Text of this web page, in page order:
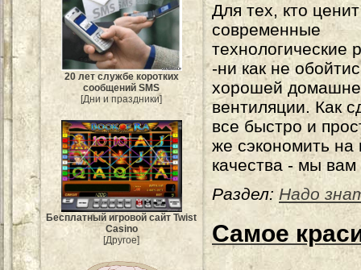
20 лет службе коротких
сообщений SMS
[Дни и праздники]
Бесплатный игровой сайт Twist
Casino
[Другое]
Для тех, кто ценит
современные
технологические
-ни как не
хорошей
вентиляции. Как
все быстро и
же сэкономить на
качества - мы
Раздел: Надо
Самое